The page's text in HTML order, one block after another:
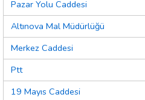
Pazar Yolu Caddesi
Altınova Mal Müdürlüğü
Merkez Caddesi
Ptt
19 Mayıs Caddesi